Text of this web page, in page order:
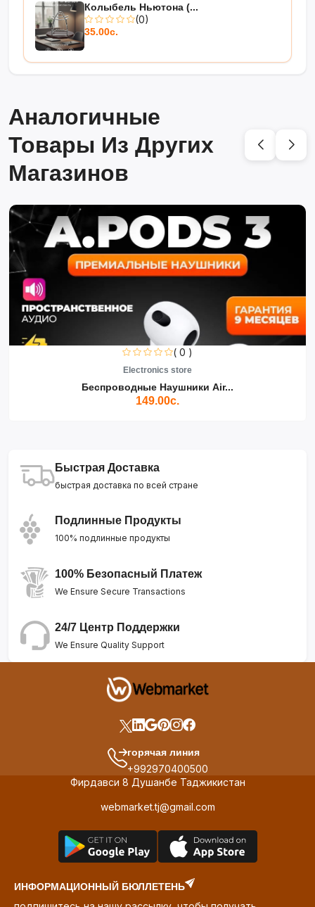
Колыбель Ньютона (...
(0)
35.00с.
Аналогичные
Товары Из Других
Магазинов
( 0 )
Electronics store
Беспроводные Наушники Air...
149.00с.
Быстрая Доставка
быстрая доставка по всей стране
Подлинные Продукты
100% подлинные продукты
100% Безопасный Платеж
We Ensure Secure Transactions
24/7 Центр Поддержки
We Ensure Quality Support
горячая линия
+992970400500
Фирдавси 8 Душанбе Таджикистан
webmarket.tj@gmail.com
ИНФОРМАЦИОННЫЙ БЮЛЛЕТЕНЬ